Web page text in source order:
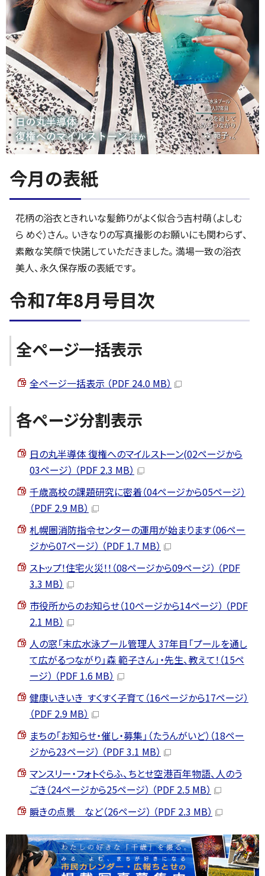
今月の表紙
花柄の浴衣ときれいな髪飾りがよく似合う吉村萌（よしむ
ら めぐ）さん。いきなりの写真撮影のお願いにも関わらず、
素敵な笑顔で快諾していただきました。満場一致の浴衣
美人、永久保存版の表紙です。
令和7年8月号目次
全ページ一括表示
全ページ一括表示 （PDF 24.0 MB）
各ページ分割表示
日の丸半導体 復権へのマイルストーン(02ページから
03ページ） （PDF 2.3 MB）
千歳高校の課題研究に密着（04ページから05ページ）
（PDF 2.9 MB）
札幌圏消防指令センターの運用が始まります（06ペー
ジから07ページ） （PDF 1.7 MB）
ストップ！住宅火災！！（08ページから09ページ） （PDF
3.3 MB）
市役所からのお知らせ（10ページから14ページ） （PDF
2.1 MB）
人の窓「末広水泳プール管理人 37年目「プールを通し
て広がるつながり」森 範子さん」・先生、教えて！（15ペ
ージ） （PDF 1.6 MB）
健康いきいき すくすく子育て（16ページから17ページ）
（PDF 2.9 MB）
まちの「お知らせ・催し・募集」（たうんがいど）（18ペー
ジから23ページ） （PDF 3.1 MB）
マンスリー・フォトぐらふ、ちとせ空港百年物語、人のう
ごき（24ページから25ページ） （PDF 2.5 MB）
瞬きの点景 など（26ページ） （PDF 2.3 MB）